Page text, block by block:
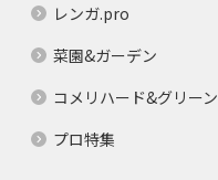
レンガ.pro
菜園&ガーデン
コメリハード&グリーン
プロ特集